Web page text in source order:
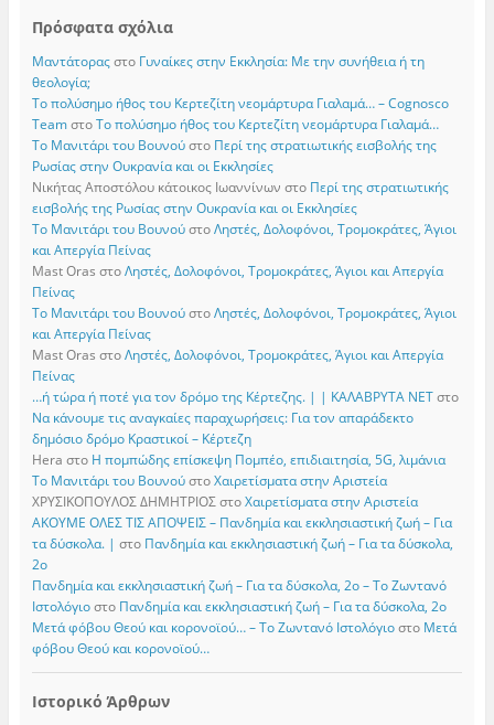
Πρόσφατα σχόλια
Μαντάτοραςστο Γυναίκες στην Εκκλησία: Με την συνήθεια ή τη
θεολογία;
Το πολύσημο ήθος του Κερτεζίτη νεομάρτυρα Γιαλαμά… – Cognosco
TeamστοΤο πολύσημο ήθος του Κερτεζίτη νεομάρτυρα Γιαλαμά…
Το Μανιτάρι του Βουνούστο Περί της στρατιωτικής εισβολής της
Ρωσίας στην Ουκρανία και οι Εκκλησίες
Νικήτας Αποστόλου κάτοικος Ιωαννίνων στο Περί της στρατιωτικής
εισβολής της Ρωσίας στην Ουκρανία και οι Εκκλησίες
Το Μανιτάρι του ΒουνούστοΛηστές, Δολοφόνοι, Τρομοκράτες, Άγιοι
και Απεργία Πείνας
Mast Oras στοΛηστές, Δολοφόνοι, Τρομοκράτες, Άγιοι και Απεργία
Πείνας
Το Μανιτάρι του ΒουνούστοΛηστές, Δολοφόνοι, Τρομοκράτες, Άγιοι
και Απεργία Πείνας
Mast Oras στοΛηστές, Δολοφόνοι, Τρομοκράτες, Άγιοι και Απεργία
Πείνας
…ή τώρα ή ποτέ για τον δρόμο της Κέρτεζης. | | ΚΑΛΑΒΡΥΤΑ ΝΕΤστο
Να κάνουμε τις αναγκαίες παραχωρήσεις: Για τον απαράδεκτο
δημόσιο δρόμο Κραστικοί – Κέρτεζη
Hera στο Η πομπώδης επίσκεψη Πομπέο, επιδιαιτησία, 5G, λιμάνια
Το Μανιτάρι του ΒουνούστοΧαιρετίσματα στην Αριστεία
ΧΡΥΣΙΚΟΠΟΥΛΟΣ ΔΗΜΗΤΡΙΟΣστοΧαιρετίσματα στην Αριστεία
ΑΚΟΥΜΕ ΟΛΕΣ ΤΙΣ ΑΠΟΨΕΙΣ – Πανδημία και εκκλησιαστική ζωή – Για
τα δύσκολα. | στο Πανδημία και εκκλησιαστική ζωή – Για τα δύσκολα,
2ο
Πανδημία και εκκλησιαστική ζωή – Για τα δύσκολα, 2ο – Το Zωντανό
Iστολόγιοστο Πανδημία και εκκλησιαστική ζωή – Για τα δύσκολα, 2ο
Μετά φόβου Θεού και κορονοϊού… – Το Zωντανό Iστολόγιοστο Μετά
φόβου Θεού και κορονοϊού…
Ιστορικό Άρθρων